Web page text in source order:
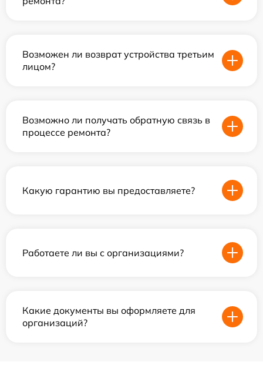
Возможен ли возврат устройства третьим
лицом?
Возможно ли получать обратную связь в
процессе ремонта?
Какую гарантию вы предоставляете?
Работаете ли вы с организациями?
Какие документы вы оформляете для
организаций?